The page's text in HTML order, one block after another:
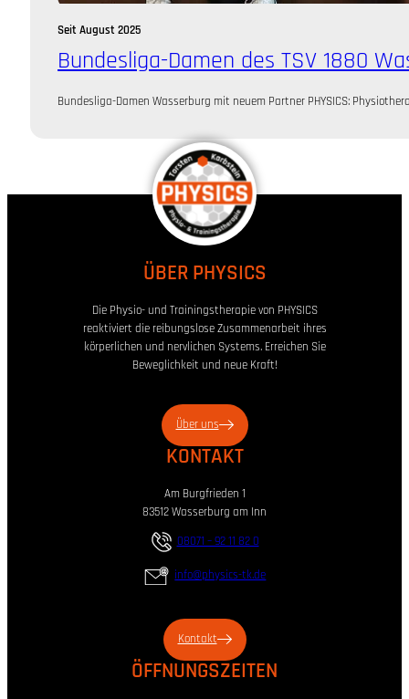
Seit August 2025
Bundesliga-Damen des TSV 1880
Bundesliga-Damen Wasserburg mit neuem Partner PHYSICS:
ÜBER PHYSICS
Die Physio- und Trainingstherapie von PHYSICS
reaktiviert die reibungslose Zusammenarbeit ihres
körperlichen und nervlichen Systems. Erreichen Sie
Beweglichkeit und neue Kraft!
Über uns
KONTAKT
Am Burgfrieden 1
83512 Wasserburg am Inn
08071 – 92 11 82 0
info@physics-tk.de
Kontakt
ÖFFNUNGSZEITEN